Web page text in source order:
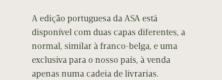
A edição portuguesa da ASA está
disponível com duas capas diferentes, a
normal, similar à franco-belga, e uma
exclusiva para o nosso país, à venda
apenas numa cadeia de livrarias.